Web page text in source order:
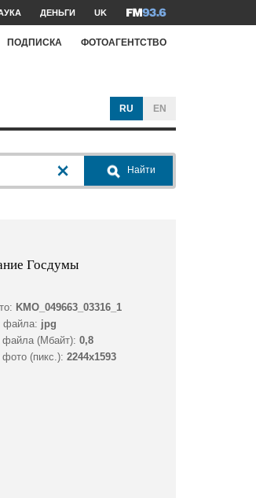
ДЕНЬГИ UK
ПОДПИСКА ФОТОАГЕНТСТВО
RU EN
Найти
Госдумы
KMO_049663_03316_1
файла: jpg
файла (Мбайт): 0,8
(пикс.): 2244x1593